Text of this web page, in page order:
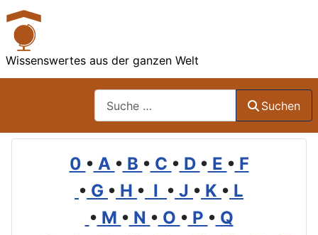
Wissenswertes aus der ganzen Welt
Suchen
0 • A • B • C • D • E • F
• G • H • I • J • K • L
• M • N • O • P • Q